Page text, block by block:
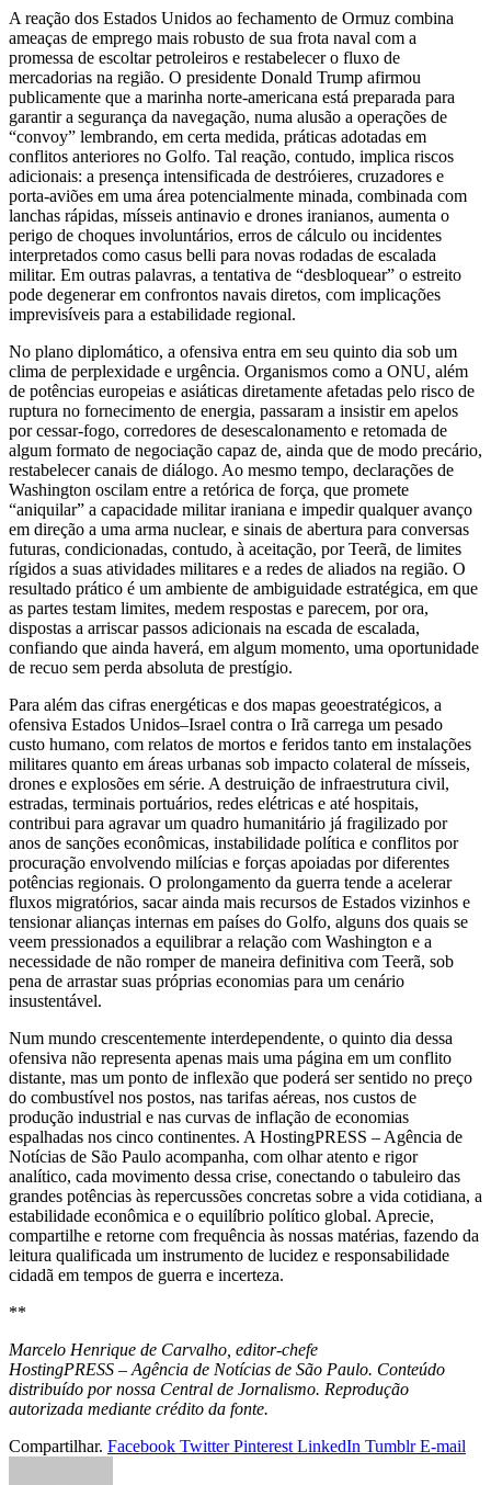
A reação dos Estados Unidos ao fechamento de Ormuz combina
ameaças de emprego mais robusto de sua frota naval com a
promessa de escoltar petroleiros e restabelecer o fluxo de
mercadorias na região. O presidente Donald Trump afirmou
publicamente que a marinha norte‑americana está preparada para
garantir a segurança da navegação, numa alusão a operações de
“convoy” lembrando, em certa medida, práticas adotadas em
conflitos anteriores no Golfo. Tal reação, contudo, implica riscos
adicionais: a presença intensificada de destróieres, cruzadores e
porta‑aviões em uma área potencialmente minada, combinada com
lanchas rápidas, mísseis antinavio e drones iranianos, aumenta o
perigo de choques involuntários, erros de cálculo ou incidentes
interpretados como casus belli para novas rodadas de escalada
militar. Em outras palavras, a tentativa de “desbloquear” o estreito
pode degenerar em confrontos navais diretos, com implicações
imprevisíveis para a estabilidade regional.
No plano diplomático, a ofensiva entra em seu quinto dia sob um
clima de perplexidade e urgência. Organismos como a ONU, além
de potências europeias e asiáticas diretamente afetadas pelo risco de
ruptura no fornecimento de energia, passaram a insistir em apelos
por cessar‑fogo, corredores de desescalonamento e retomada de
algum formato de negociação capaz de, ainda que de modo precário,
restabelecer canais de diálogo. Ao mesmo tempo, declarações de
Washington oscilam entre a retórica de força, que promete
“aniquilar” a capacidade militar iraniana e impedir qualquer avanço
em direção a uma arma nuclear, e sinais de abertura para conversas
futuras, condicionadas, contudo, à aceitação, por Teerã, de limites
rígidos a suas atividades militares e a redes de aliados na região. O
resultado prático é um ambiente de ambiguidade estratégica, em que
as partes testam limites, medem respostas e parecem, por ora,
dispostas a arriscar passos adicionais na escada de escalada,
confiando que ainda haverá, em algum momento, uma oportunidade
de recuo sem perda absoluta de prestígio.
Para além das cifras energéticas e dos mapas geoestratégicos, a
ofensiva Estados Unidos–Israel contra o Irã carrega um pesado
custo humano, com relatos de mortos e feridos tanto em instalações
militares quanto em áreas urbanas sob impacto colateral de mísseis,
drones e explosões em série. A destruição de infraestrutura civil,
estradas, terminais portuários, redes elétricas e até hospitais,
contribui para agravar um quadro humanitário já fragilizado por
anos de sanções econômicas, instabilidade política e conflitos por
procuração envolvendo milícias e forças apoiadas por diferentes
potências regionais. O prolongamento da guerra tende a acelerar
fluxos migratórios, sacar ainda mais recursos de Estados vizinhos e
tensionar alianças internas em países do Golfo, alguns dos quais se
veem pressionados a equilibrar a relação com Washington e a
necessidade de não romper de maneira definitiva com Teerã, sob
pena de arrastar suas próprias economias para um cenário
insustentável.
Num mundo crescentemente interdependente, o quinto dia dessa
ofensiva não representa apenas mais uma página em um conflito
distante, mas um ponto de inflexão que poderá ser sentido no preço
do combustível nos postos, nas tarifas aéreas, nos custos de
produção industrial e nas curvas de inflação de economias
espalhadas nos cinco continentes. A HostingPRESS – Agência de
Notícias de São Paulo acompanha, com olhar atento e rigor
analítico, cada movimento dessa crise, conectando o tabuleiro das
grandes potências às repercussões concretas sobre a vida cotidiana, a
estabilidade econômica e o equilíbrio político global. Aprecie,
compartilhe e retorne com frequência às nossas matérias, fazendo da
leitura qualificada um instrumento de lucidez e responsabilidade
cidadã em tempos de guerra e incerteza.
**
Marcelo Henrique de Carvalho, editor-chefe
HostingPRESS – Agência de Notícias de São Paulo. Conteúdo
distribuído por nossa Central de Jornalismo. Reprodução
autorizada mediante crédito da fonte.
Compartilhar. Facebook Twitter Pinterest LinkedIn Tumblr E-mail